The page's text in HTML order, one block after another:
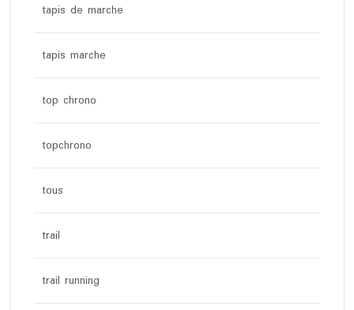
tapis de marche
tapis marche
top chrono
topchrono
tous
trail
trail running